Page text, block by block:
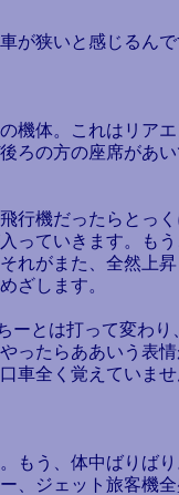
が狭いと感じるん
機体。これはリア
ろの方の座席があ
機だったらとっく
っていきます。も
れがまた、全然上
ざします。
とは打って変わ
ったらああいう表
車全く覚えていま
もう、体中ばりば
、ジェット旅客機